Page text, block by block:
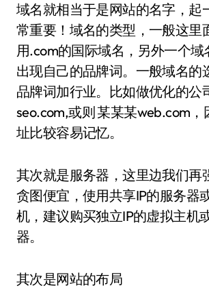
域名就相当于是网站的名字，起
常重要！域名的类型，一般这里
用.com的国际域名，另外一个域
出现自己的品牌词。一般域名的
品牌词加行业。比如做优化的公
seo.com,或则 某某某web.com，
址比较容易记忆。
其次就是服务器，这里边我们再
贪图便宜，使用共享IP的服务器
机，建议购买独立IP的虚拟主机
器。
其次是网站的布局